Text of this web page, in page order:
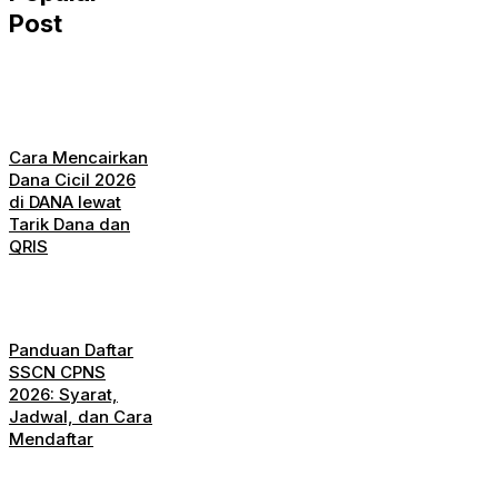
Post
Cara Mencairkan
Dana Cicil 2026
di DANA lewat
Tarik Dana dan
QRIS
Panduan Daftar
SSCN CPNS
2026: Syarat,
Jadwal, dan Cara
Mendaftar